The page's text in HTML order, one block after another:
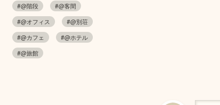
#@階段
#@客間
#@オフィス
#@別荘
#@カフェ
#@ホテル
#@旅館